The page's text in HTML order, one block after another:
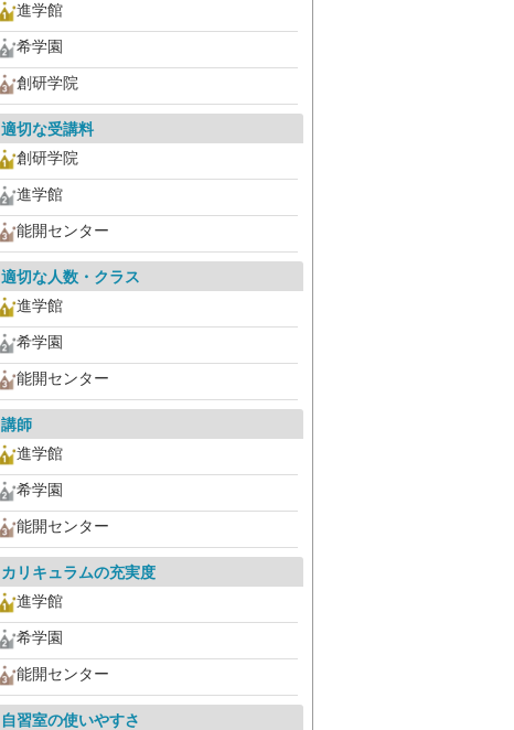
進学館
希学園
創研学院
適切な受講料
創研学院
進学館
能開センター
適切な人数・クラス
進学館
希学園
能開センター
講師
進学館
希学園
能開センター
カリキュラムの充実度
進学館
希学園
能開センター
自習室の使いやすさ